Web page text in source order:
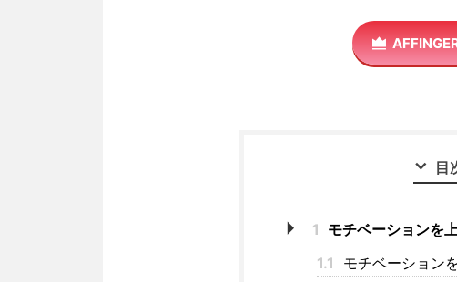
目
1 モチベーションを
1.1
モチベーション